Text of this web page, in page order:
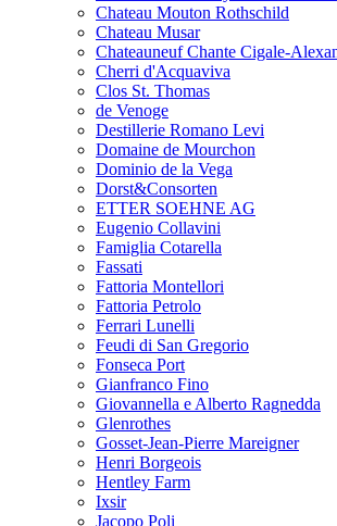
Chateau Mouton Rothschild
Chateau Musar
Chateauneuf Chante Cigale-
Cherri d'Acquaviva
Clos St. Thomas
de Venoge
Destillerie Romano Levi
Domaine de Mourchon
Dominio de la Vega
Dorst&Consorten
ETTER SOEHNE AG
Eugenio Collavini
Famiglia Cotarella
Fassati
Fattoria Montellori
Fattoria Petrolo
Ferrari Lunelli
Feudi di San Gregorio
Fonseca Port
Gianfranco Fino
Giovannella e Alberto Ragnedda
Glenrothes
Gosset-Jean-Pierre Mareigner
Henri Borgeois
Hentley Farm
Ixsir
Jacopo Poli